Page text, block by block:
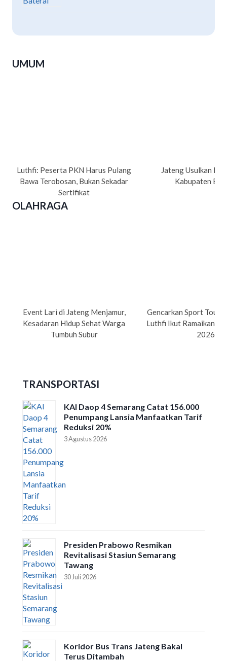
UMUM
Luthfi: Peserta PKN Harus Pulang
Bawa Terobosan, Bukan Sekadar
Sertifikat
Jateng Usulkan
Kabupaten
OLAHRAGA
Event Lari di Jateng Menjamur,
Kesadaran Hidup Sehat Warga
Tumbuh Subur
Gencarkan Sport
Luthfi Ikut Ramaikan
2026
TRANSPORTASI
KAI Daop 4 Semarang Catat 156.000
Penumpang Lansia Manfaatkan Tarif
Reduksi 20%
3 Agustus 2026
Presiden Prabowo Resmikan
Revitalisasi Stasiun Semarang
Tawang
30 Juli 2026
Koridor Bus Trans Jateng Bakal
Terus Ditambah